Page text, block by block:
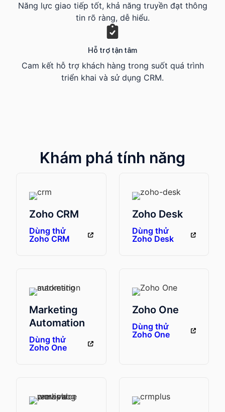
Năng lực giao tiếp tốt, khả năng truyền đạt thông
tin rõ ràng, dễ hiểu.
Hỗ trợ tận tâm
Cam kết hỗ trợ khách hàng trong suốt quá trình
triển khai và sử dụng CRM.
Khám phá tính năng
Zoho CRM
Dùng thử
Zoho CRM
Zoho Desk
Dùng thử
Zoho Desk
Marketing
Automation
Dùng thử
Zoho One
Zoho One
Dùng thử
Zoho One